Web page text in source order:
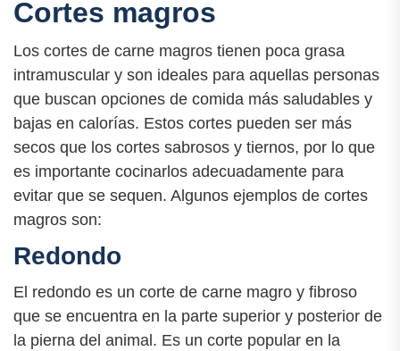
Cortes magros
Los cortes de carne magros tienen poca grasa
intramuscular y son ideales para aquellas personas
que buscan opciones de comida más saludables y
bajas en calorías. Estos cortes pueden ser más
secos que los cortes sabrosos y tiernos, por lo que
es importante cocinarlos adecuadamente para
evitar que se sequen. Algunos ejemplos de cortes
magros son:
Redondo
El redondo es un corte de carne magro y fibroso
que se encuentra en la parte superior y posterior de
la pierna del animal. Es un corte popular en la